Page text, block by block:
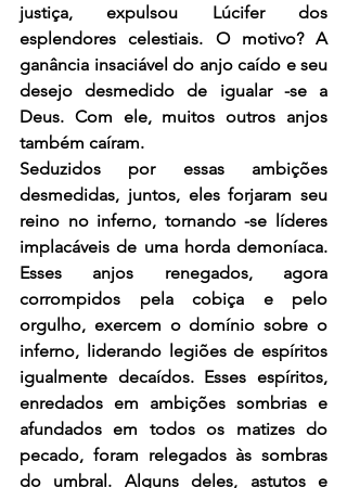
justiça, expulsou Lúcifer dos
esplendores celestiais. O motivo? A
ganância insaciável do anjo caído e seu
desejo desmedido de igualar -se a
Deus. Com ele, muitos outros anjos
também caíram.
Seduzidos por essas ambições
desmedidas, juntos, eles forjaram seu
reino no inferno, tornando -se líderes
implacáveis de uma horda demoníaca.
Esses anjos renegados, agora
corrompidos pela cobiça e pelo
orgulho, exercem o domínio sobre o
inferno, liderando legiões de espíritos
igualmente decaídos. Esses espíritos,
enredados em ambições sombrias e
afundados em todos os matizes do
pecado, foram relegados às sombras
do umbral. Alguns deles, astutos e